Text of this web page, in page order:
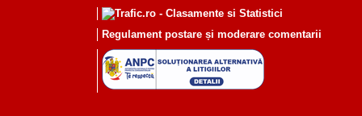
Regulament postare și moderare comentarii